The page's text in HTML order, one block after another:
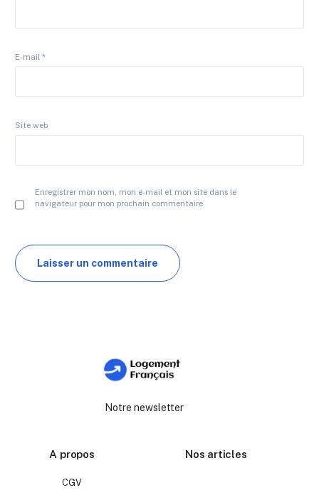
E-mail*
Site web
Enregistrer mon nom, mon e-mail et mon site dans le
navigateur pour mon prochain commentaire.
Notre newsletter
A propos
CGV
Nos articles